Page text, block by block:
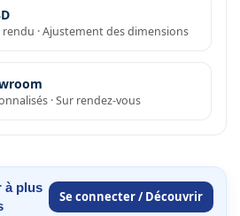
· Ajustement des dimensions
· Sur rendez-vous
à plus
Se connecter / Découvrir